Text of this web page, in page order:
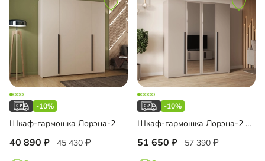
-10%
Шкаф-гармошка Лорэна-2
40 890 45 430
-10%
Шкаф-гармошка Лорэна-2 Премиум Тип 2
51 650 57 390